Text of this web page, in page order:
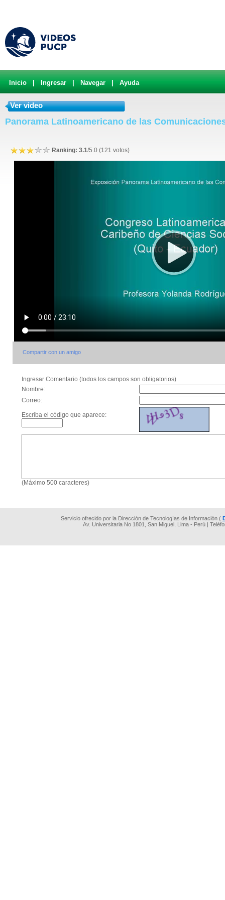
Inicio Ingresar Navegar Ayuda
Ver video
Panorama Latinoamericano de las
Ranking: 3.1/5.0 (121 votos)
Compartir con un amigo
Ingresar Comentario (todos los campos son obligatorios)
Nombre:
Correo:
Escriba el código que aparece:
(Máximo 500 caracteres)
Servicio ofrecido por la Dirección de Tecnologías de Información (
Av. Universitaria No 1801, San Miguel, Lima - Perú |